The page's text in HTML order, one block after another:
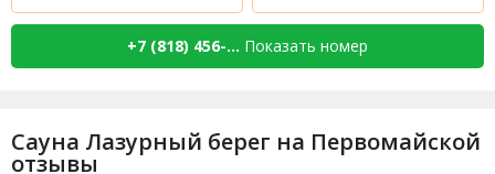
+7 (818) 456-... Показать номер
Сауна Лазурный берег на Первомайской
отзывы